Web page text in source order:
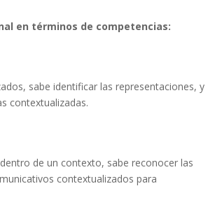
en términos de competencias:
sabe identificar las representaciones, y
contextualizadas.
de un contexto, sabe reconocer las
contextualizados para